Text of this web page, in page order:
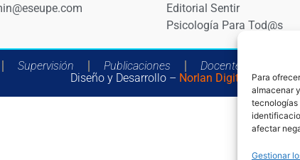
Para
almacenar
tecnologías
afectar
Gestionar
Editorial Sentir
Psicología Para Tod@s
Supervisión Publicaciones Docentes
Diseño y Desarrollo – Norlan Digital